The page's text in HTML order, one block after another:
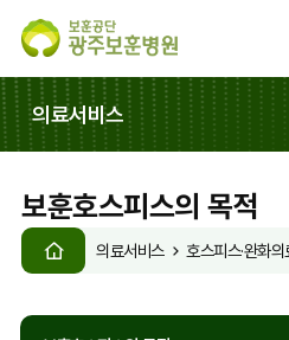
의료서비스
보훈호스피스의 목적
의료서비스 호스피스·완화의